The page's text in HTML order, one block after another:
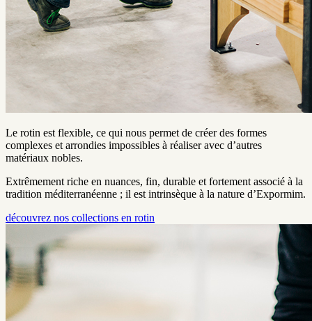
Le rotin est flexible, ce qui nous permet de créer des formes
complexes et arrondies impossibles à réaliser avec d’autres
matériaux nobles.
Extrêmement riche en nuances, fin, durable et fortement associé à la
tradition méditerranéenne ; il est intrinsèque à la nature d’Expormim.
découvrez nos collections en rotin